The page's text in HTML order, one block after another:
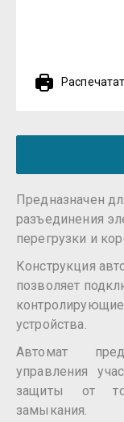
Предназначен
разъединения
перегрузки и
Конструкция
позволяет
устройства.
Автомат
управления
защиты от
замыкания.